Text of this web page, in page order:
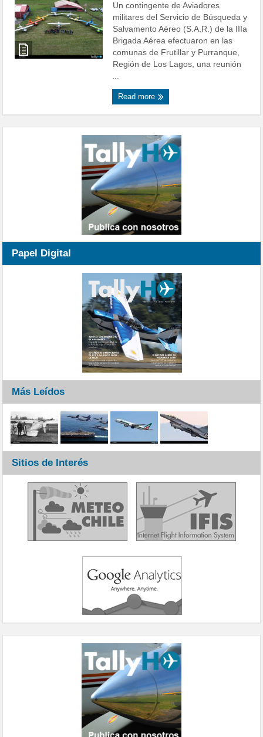
Un contingente de Aviadores
militares del Servicio de Búsqueda y
Salvamento Aéreo (S.A.R.) de la IIIa
Brigada Aérea efectuaron en las
comunas de Frutillar y Purranque,
Región de Los Lagos, una reunión
...
Read more
Papel Digital
Más Leídos
Sitios de Interés